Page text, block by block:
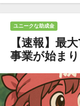
ユニークな助成金
【速報】最
事業が始まり